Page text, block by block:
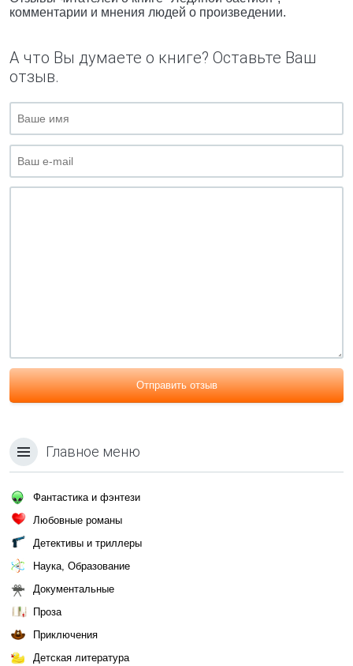
комментарии и мнения людей о произведении.
А что Вы думаете о книге? Оставьте Ваш
отзыв.
Отправить отзыв
Главное меню
Фантастика и фэнтези
Любовные романы
Детективы и триллеры
Наука, Образование
Документальные
Проза
Приключения
Детская литература